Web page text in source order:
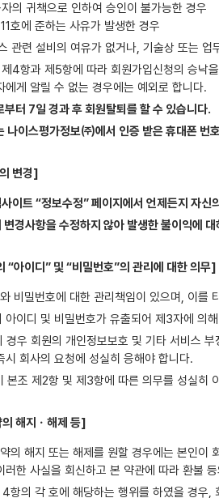
의 귀책으로 인하여 승인이 불가능한 경우
호에 준하는 사유가 발생한 경우
관련 설비의 여유가 없거나, 기술상 또는
4항과 제5항에 따라 회원가입신청의 승낙
에게 알릴 수 없는 경우에는 예외로 합니다.
부터 7일 경과 후 회원탈퇴를 할 수 있습니다.
나이스평가정보㈜에서 인증 받은 휴대폰 번
변경]
이트 “정보수정” 페이지에서 언제든지 자신
변경사항을 수정하지 않아 발생한 불이익에
“아이디” 및 “비밀번호”의 관리에 대한 의무]
비밀번호에 대한 관리책임이 있으며, 이를
아이디 및 비밀번호가 유출되어 제3자에 의
경우 회원의 개인정보보호 및 기타 서비스
시 회사의 요청에 성실히 응해야 합니다.
본조 제2항 및 제3항에 따른 의무를 성실히
해지ㆍ해제 등]
의 해지 또는 해제를 원할 경우에는 본인이
러한 사실을 회신하고 본 약관에 따라 환불
항의 각 호에 해당하는 행위를 하였을 경우,